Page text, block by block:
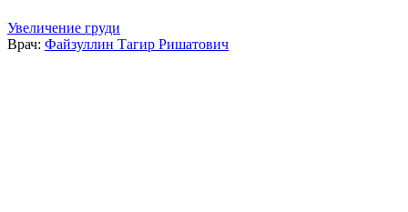
Увеличение груди
Врач: Файзуллин Тагир Ришатович